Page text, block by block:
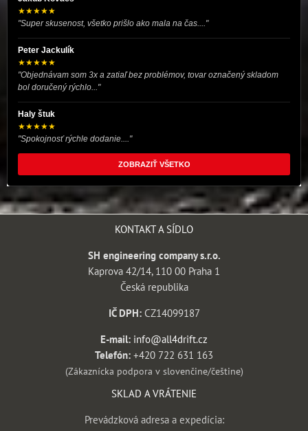
★★★★★
"Super skusenost, všetko prišlo ako mala na čas...."
Peter Jackulík
★★★★★
"Objednávam som 3x a zatiaľ bez problémov, tovar označený skladom
bol doručený rýchlo..."
Haly štuk
★★★★★
"Spokojnosť rýchle dodanie...."
ZOBRAZIŤ VŠETKO
KONTAKT A SÍDLO
SH engineering company s.r.o.
Kaprova 42/14, 110 00 Praha 1
Česká republika
IČ DPH:CZ14099187
E-mail: info@all4drift.cz
Telefón: +420 722 631 163
(Zákaznícka podpora v slovenčine/češtine)
SKLAD A VRÁTENIE
Prevádzková adresa a expedícia: